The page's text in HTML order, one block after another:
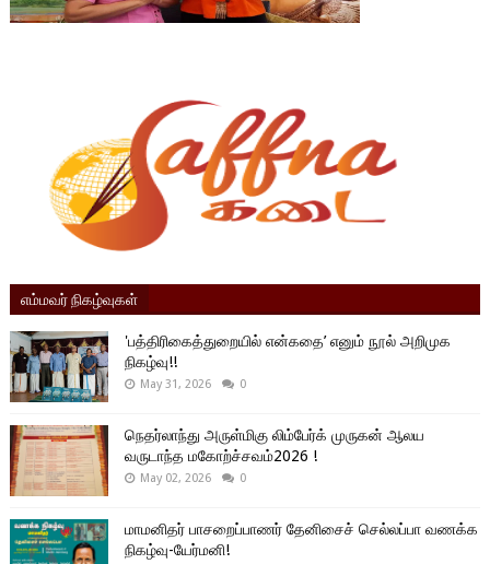
எம்மவர் நிகழ்வுகள்
'பத்திரிகைத்துறையில் என்கதை’ எனும் நூல் அறிமுக
நிகழ்வு!!
May 31, 2026 0
நெதர்லாந்து அருள்மிகு லிம்பேர்க் முருகன் ஆலய
வருடாந்த மகோற்ச்சவம்2026 !
May 02, 2026 0
மாமனிதர் பாசறைப்பாணர் தேனிசைச் செல்லப்பா வணக்க
நிகழ்வு-யேர்மனி!